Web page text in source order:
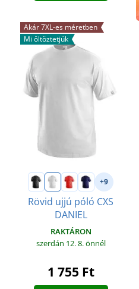
Akár 7XL-es méretben
Mi öltöztetjük
+9
Rövid ujjú póló CXS
DANIEL
RAKTÁRON
szerdán 12. 8.önnél
1 755 Ft